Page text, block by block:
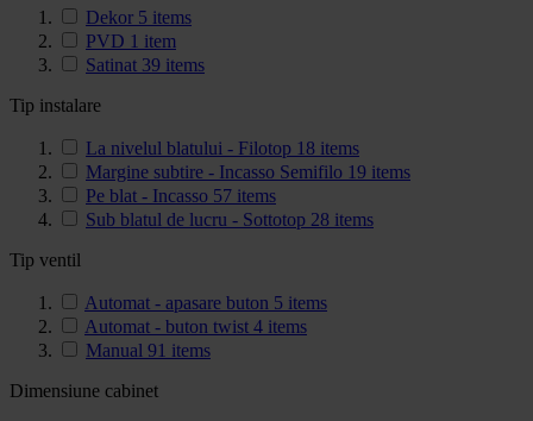
Dekor 5 items
PVD 1 item
Satinat 39 items
Tip instalare
La nivelul blatului - Filotop 18 items
Margine subtire - Incasso Semifilo 19 items
Pe blat - Incasso 57 items
Sub blatul de lucru - Sottotop 28 items
Tip ventil
Automat - apasare buton 5 items
Automat - buton twist 4 items
Manual 91 items
Dimensiune cabinet